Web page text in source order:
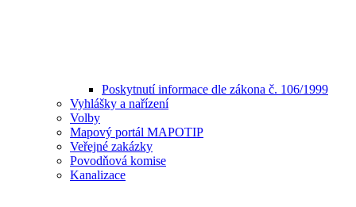
Poskytnutí informace dle zákona č. 106/1999
Vyhlášky a nařízení
Volby
Mapový portál MAPOTIP
Veřejné zakázky
Povodňová komise
Kanalizace